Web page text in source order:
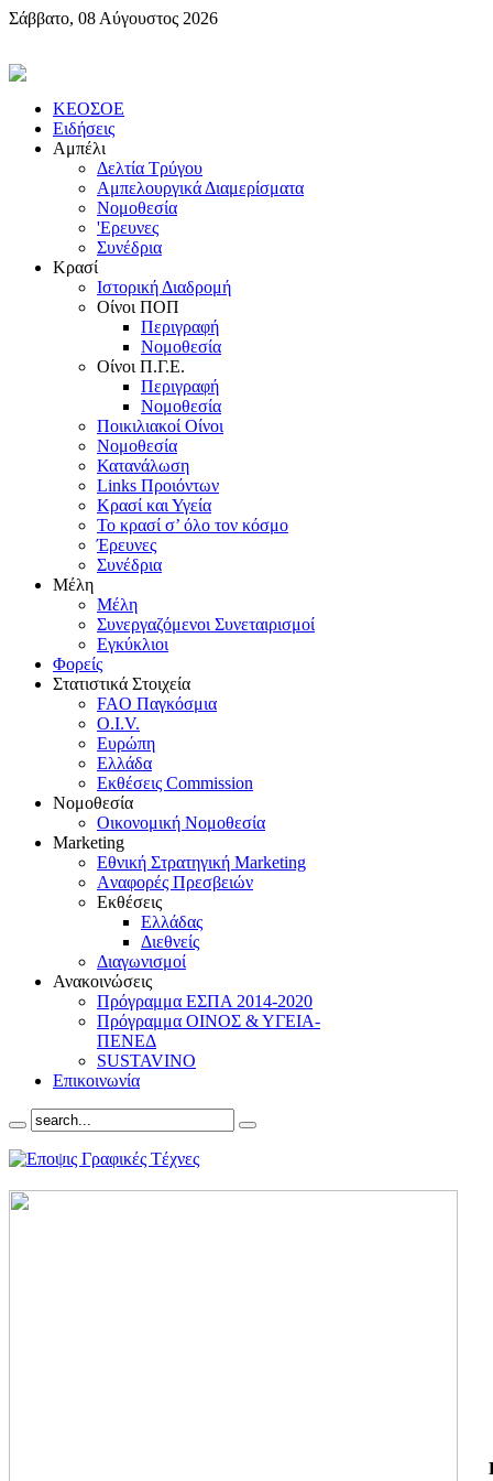
Σάββατο, 08 Αύγουστος 2026
KEOΣOE
Ειδήσεις
Αμπέλι
Δελτία Τρύγου
Αμπελουργικά Διαμερίσματα
Nομοθεσία
'Eρευνες
Συνέδρια
Κρασί
Iστορική Διαδρομή
Oίνοι ΠOΠ
Περιγραφή
Nομοθεσία
Oίνοι Π.Γ.E.
Περιγραφή
Νομοθεσία
Ποικιλιακοί Oίνοι
Nομοθεσία
Κατανάλωση
Links Προιόντων
Κρασί και Υγεία
To κρασί σ’ όλο τον κόσμο
Έρευνες
Συνέδρια
Μέλη
Mέλη
Συνεργαζόμενοι Συνεταιρισμοί
Εγκύκλιοι
Φορείς
Στατιστικά Στοιχεία
FAO Παγκόσμια
O.I.V.
Ευρώπη
Ελλάδα
Eκθέσεις Commission
Νομοθεσία
Οικονομική Νομοθεσία
Marketing
Eθνική Στρατηγική Marketing
Aναφορές Πρεσβειών
Eκθέσεις
Eλλάδας
Διεθνείς
Διαγωνισμοί
Ανακοινώσεις
Πρόγραμμα ΕΣΠΑ 2014-2020
Πρόγραμμα ΟΙΝΟΣ & ΥΓΕΙΑ-
ΠΕΝΕΔ
SUSTAVINO
Επικοινωνία